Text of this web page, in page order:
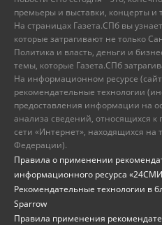
премьеры и выставки, концерты и
На страницах Газета.СПб вы
которые затрагивают не только
Политика и власть, деньги и
темы, которые Газета.СПб
На информационном ресурсе
рекомендательные технологии
предоставления информации на
анализа сведений, относящихся к
сети «Интернет», находящихся на
Федерации).
Правила о применении
информационного ресурса
Рекомендательные технологии в
Sparrow
Правила применения